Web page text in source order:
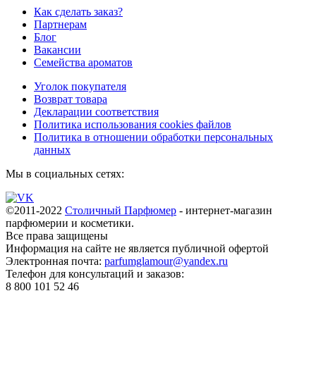
Как сделать заказ?
Партнерам
Блог
Вакансии
Семейства ароматов
Уголок покупателя
Возврат товара
Декларации соответствия
Политика использования cookies файлов
Политика в отношении обработки персональных
данных
Мы в социальных сетях:
©2011-2022 Столичный Парфюмер - интернет-магазин
парфюмерии и косметики.
Все права защищены
Информация на сайте не является публичной офертой
Электронная почта: parfumglamour@yandex.ru
Телефон для консультаций и заказов:
8 800 101 52 46